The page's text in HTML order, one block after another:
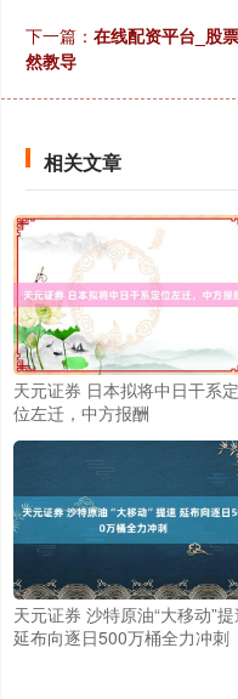
下一篇： 在线配资平台_股
然教导
相关文章
天元证券 日本拟将中日干系定
位左迁，中方报酬
天元证券 沙特原油“大移动”提
延布向逐日500万桶全力冲刺